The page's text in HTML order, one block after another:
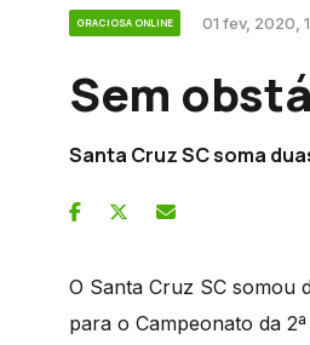
GRACIOSA ONLINE 01 fev, 2020,
Sem
Santa Cruz SC soma
O Santa Cruz SC somou
para o Campeonato da